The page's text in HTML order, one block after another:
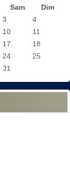
Sam
Dim
3
4
10
11
17
18
24
25
31